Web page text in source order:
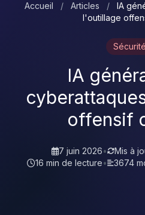
Accueil / Articles /
IA
l'outillage
IA
offensif
7 juin 2026• Mis à
16 min de lecture• 3674